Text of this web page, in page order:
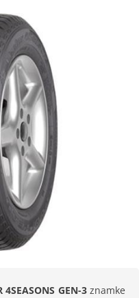
4SEASONS GEN-3znamke